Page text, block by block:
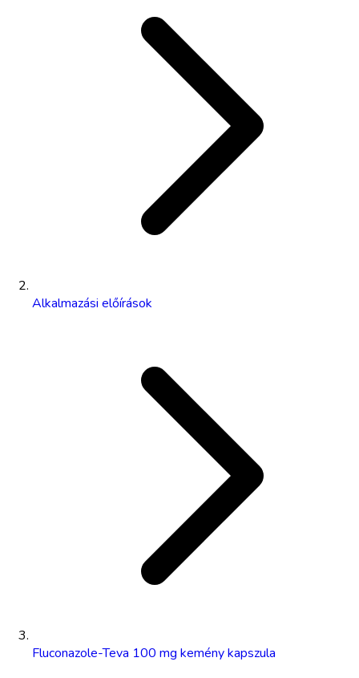
Alkalmazási előírások
Fluconazole-Teva 100 mg kemény kapszula